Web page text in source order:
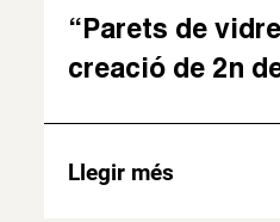
“Parets de
creació de 2n
Llegir més